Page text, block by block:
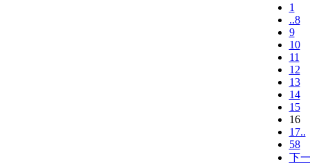
1
..8
9
10
11
12
13
14
15
16
17..
58
下